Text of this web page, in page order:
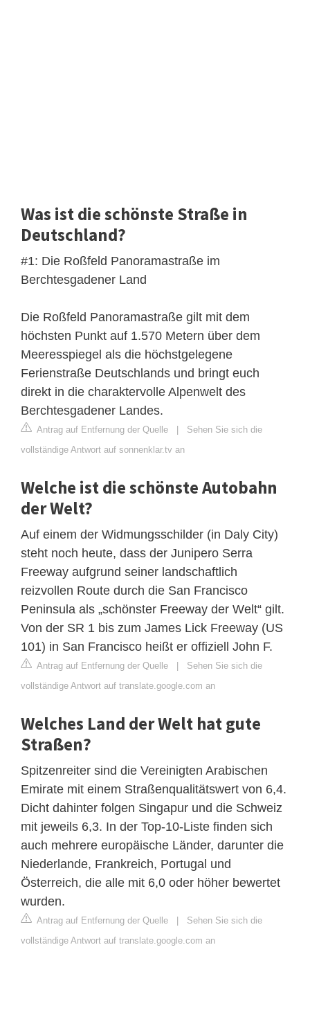
Was ist die schönste Straße in
Deutschland?
#1: Die Roßfeld Panoramastraße im
Berchtesgadener Land
Die Roßfeld Panoramastraße gilt mit dem
höchsten Punkt auf 1.570 Metern über dem
Meeresspiegel als die höchstgelegene
Ferienstraße Deutschlands und bringt euch
direkt in die charaktervolle Alpenwelt des
Berchtesgadener Landes.
Antrag auf Entfernung der Quelle | Sehen Sie sich die
vollständige Antwort auf sonnenklar.tv an
Welche ist die schönste Autobahn
der Welt?
Auf einem der Widmungsschilder (in Daly City)
steht noch heute, dass der Junipero Serra
Freeway aufgrund seiner landschaftlich
reizvollen Route durch die San Francisco
Peninsula als „schönster Freeway der Welt“ gilt.
Von der SR 1 bis zum James Lick Freeway (US
101) in San Francisco heißt er offiziell John F.
Antrag auf Entfernung der Quelle | Sehen Sie sich die
vollständige Antwort auf translate.google.com an
Welches Land der Welt hat gute
Straßen?
Spitzenreiter sind die Vereinigten Arabischen
Emirate mit einem Straßenqualitätswert von 6,4.
Dicht dahinter folgen Singapur und die Schweiz
mit jeweils 6,3. In der Top-10-Liste finden sich
auch mehrere europäische Länder, darunter die
Niederlande, Frankreich, Portugal und
Österreich, die alle mit 6,0 oder höher bewertet
wurden.
Antrag auf Entfernung der Quelle | Sehen Sie sich die
vollständige Antwort auf translate.google.com an